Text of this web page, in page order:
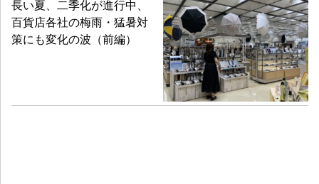
長い夏、二季化が進行中、
百貨店各社の梅雨・猛暑対
策にも変化の波（前編）